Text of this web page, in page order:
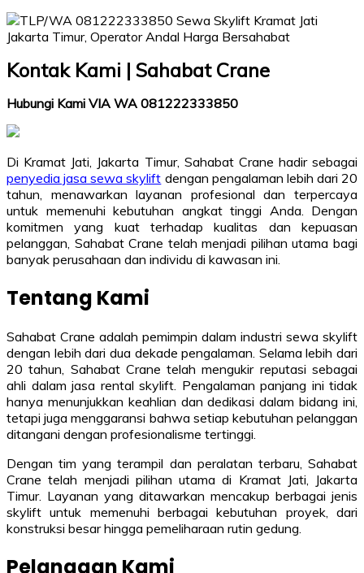
Kontak Kami | Sahabat Crane
Hubungi Kami VIA WA 081222333850
Di Kramat Jati, Jakarta Timur, Sahabat Crane hadir sebagai
penyedia jasa sewa skylift dengan pengalaman lebih dari 20
tahun, menawarkan layanan profesional dan terpercaya
untuk memenuhi kebutuhan angkat tinggi Anda. Dengan
komitmen yang kuat terhadap kualitas dan kepuasan
pelanggan, Sahabat Crane telah menjadi pilihan utama bagi
banyak perusahaan dan individu di kawasan ini.
Tentang Kami
Sahabat Crane adalah pemimpin dalam industri sewa skylift
dengan lebih dari dua dekade pengalaman. Selama lebih dari
20 tahun, Sahabat Crane telah mengukir reputasi sebagai
ahli dalam jasa rental skylift. Pengalaman panjang ini tidak
hanya menunjukkan keahlian dan dedikasi dalam bidang ini,
tetapi juga menggaransi bahwa setiap kebutuhan pelanggan
ditangani dengan profesionalisme tertinggi.
Dengan tim yang terampil dan peralatan terbaru, Sahabat
Crane telah menjadi pilihan utama di Kramat Jati, Jakarta
Timur. Layanan yang ditawarkan mencakup berbagai jenis
skylift untuk memenuhi berbagai kebutuhan proyek, dari
konstruksi besar hingga pemeliharaan rutin gedung.
Pelanggan Kami